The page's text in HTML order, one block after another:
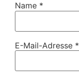
Name *
E-Mail-Adresse *